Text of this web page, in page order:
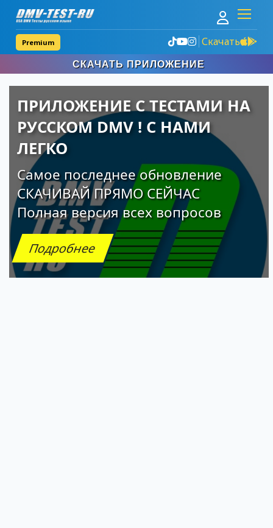
Premium
Скачать
меню
сверху
СКАЧАТЬ ПРИЛОЖЕНИЕ
ПРИЛОЖЕНИЕ С ТЕСТАМИ НА
РУССКОМ DMV ! С НАМИ
ЛЕГКО
Самое последнее обновление
СКАЧИВАЙ ПРЯМО СЕЙЧАС
Полная версия всех вопросов
Подробнее